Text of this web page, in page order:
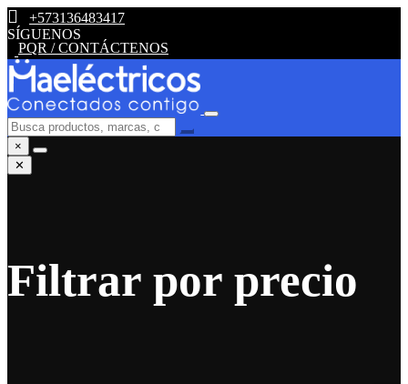
+573136483417
SÍGUENOS
PQR / CONTÁCTENOS
×
✕
Filtrar por precio